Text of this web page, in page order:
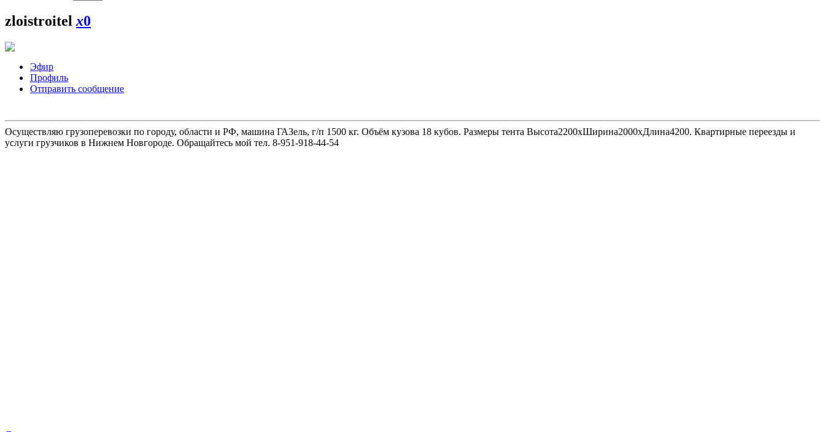
zloistroitel x0
Эфир
Профиль
Отправить сообщение
Осуществляю грузоперевозки по городу, области и РФ, машина ГАЗель, г/п 1500 кг. Объём кузова 18 кубов. Размеры тента Высота2200хШирина2000хДлина4200. Квартирные переезды и
услуги грузчиков в Нижнем Новгороде. Обращайтесь мой тел. 8-951-918-44-54